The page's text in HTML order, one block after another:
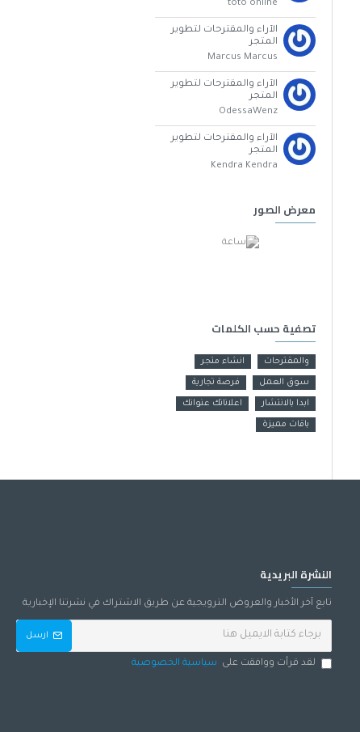
toto online
الآراء والمقترحات لتطوير
المتجر
Marcus Marcus
الآراء والمقترحات لتطوير
المتجر
OdessaWenz
الآراء والمقترحات لتطوير
المتجر
Kendra Kendra
معرض الصور
تصفية حسب الكلمات
والمقترحات انشاء متجر
سوق العمل فرصة تجارية
ابدا بالانتشار اعلاناتك عنوانك
باقات مميزة
النشرة البريدية
تابع آخر الأخبار والعروض الترويجية عن طريق الاشتراك في نشرتنا الإخبارية
ارسل
لقد قرأت ووافقت على سياسية الخصوصية